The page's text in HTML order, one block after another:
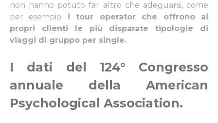
non hanno potuto far altro che adeguarsi, come
per esempio i tour operator che offrono ai
propri clienti le più disparate tipologie di
viaggi di gruppo per single.
I dati del 124° Congresso
annuale della American
Psychological Association.